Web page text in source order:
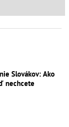
Slovákov: Ako
nechcete